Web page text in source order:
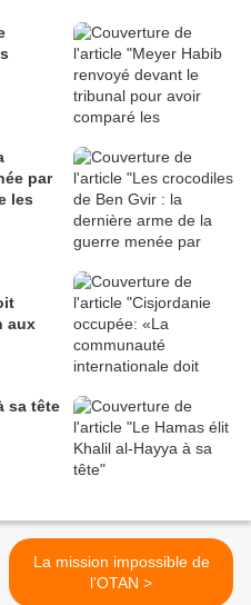
par
les
aux
sa tête
La mission impossible de
l’OTAN >